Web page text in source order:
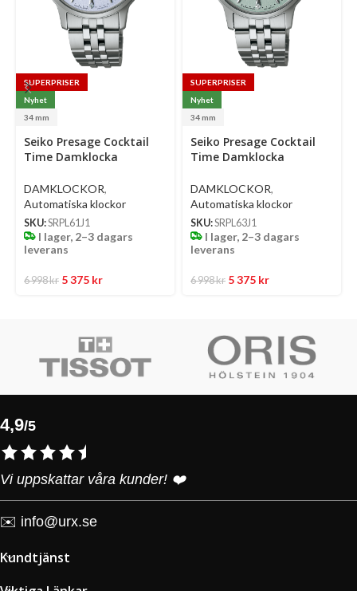
SUPERPRISER
Nyhet
34 mm
Select
options
Seiko Presage Cocktail
Time Damklocka
Ljusblå Urtavla Med
Diamanter Och Stållänk
DAMKLOCKOR,
Automatiska klockor
SKU:SRPL61J1
I lager, 2–3 dagars
leverans
6 998kr 5 375 kr
SUPERPRISER
Nyhet
34 mm
Select
options
Seiko Presage Cocktail
Time Damklocka
Ljusgrön Urtavla Med
Diamanter Och Stållänk
DAMKLOCKOR,
Automatiska klockor
SKU:SRPL63J1
I lager, 2–3 dagars
leverans
6 998kr 5 375 kr
4,9/5
Vi uppskattar våra kunder! ❤️
✉️ info@urx.se
Kundtjänst